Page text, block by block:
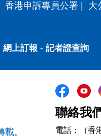
香港申訴專員公署 大
網上訂報 - 記者證查詢
。
聯絡我
電話：（香